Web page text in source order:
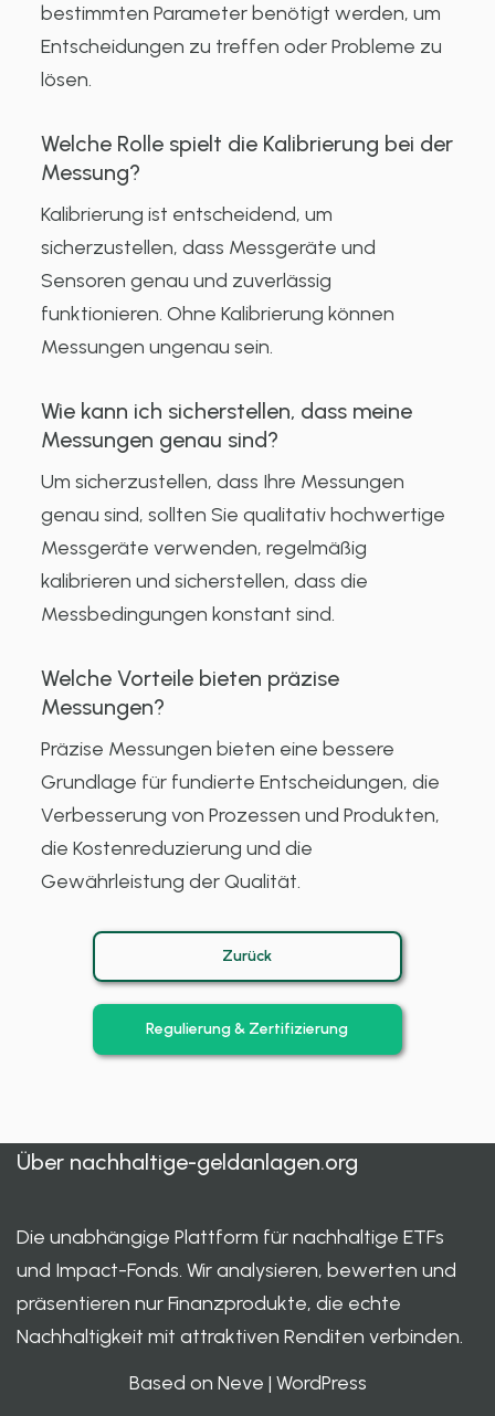
bestimmten Parameter benötigt werden, um
Entscheidungen zu treffen oder Probleme zu
lösen.
Welche Rolle spielt die Kalibrierung bei der
Messung?
Kalibrierung ist entscheidend, um
sicherzustellen, dass Messgeräte und
Sensoren genau und zuverlässig
funktionieren. Ohne Kalibrierung können
Messungen ungenau sein.
Wie kann ich sicherstellen, dass meine
Messungen genau sind?
Um sicherzustellen, dass Ihre Messungen
genau sind, sollten Sie qualitativ hochwertige
Messgeräte verwenden, regelmäßig
kalibrieren und sicherstellen, dass die
Messbedingungen konstant sind.
Welche Vorteile bieten präzise
Messungen?
Präzise Messungen bieten eine bessere
Grundlage für fundierte Entscheidungen, die
Verbesserung von Prozessen und Produkten,
die Kostenreduzierung und die
Gewährleistung der Qualität.
Zurück
Regulierung & Zertifizierung
Über nachhaltige-geldanlagen.org
Die unabhängige Plattform für nachhaltige ETFs
und Impact-Fonds. Wir analysieren, bewerten und
präsentieren nur Finanzprodukte, die echte
Nachhaltigkeit mit attraktiven Renditen verbinden.
Based on Neve | WordPress